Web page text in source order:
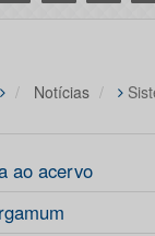
Notícias
ao acervo